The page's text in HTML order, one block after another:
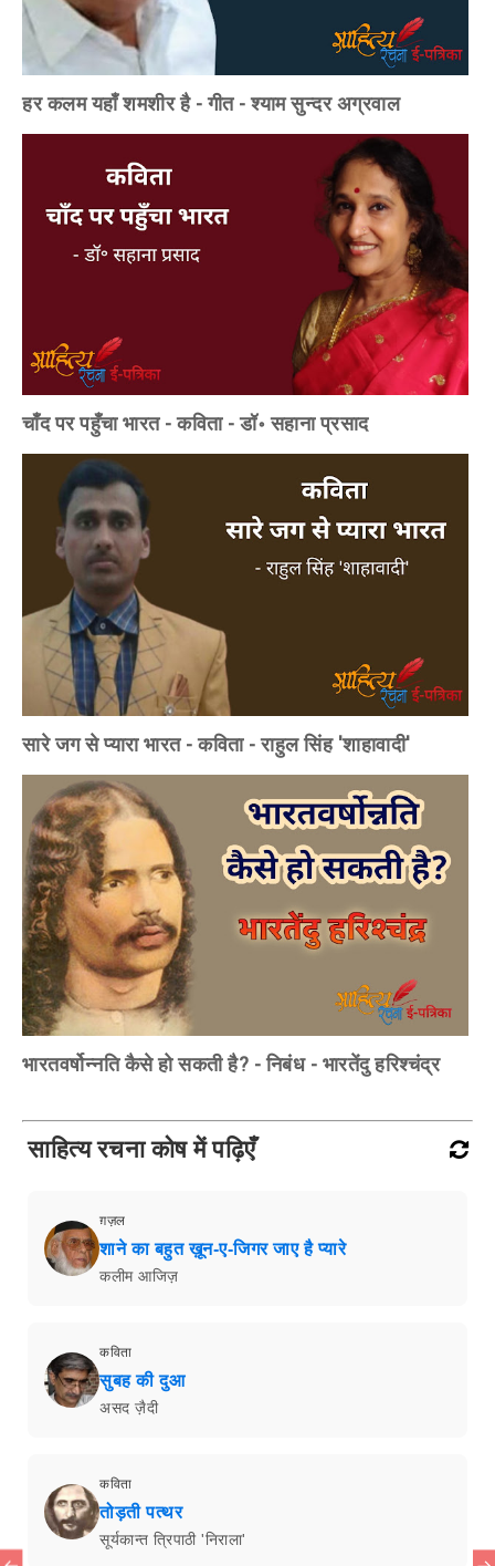
हर कलम यहाँ शमशीर है - गीत - श्याम सुन्दर अग्रवाल
चाँद पर पहुँचा भारत - कविता - डॉ॰ सहाना प्रसाद
सारे जग से प्यारा भारत - कविता - राहुल सिंह 'शाहावादी'
भारतवर्षोन्नति कैसे हो सकती है? - निबंध - भारतेंदु हरिश्चंद्र
साहित्य रचना कोष में पढ़िएँ
ग़ज़ल
शाने का बहुत ख़ून-ए-जिगर जाए है प्यारे
कलीम आजिज़
कविता
सुबह की दुआ
असद ज़ैदी
कविता
तोड़ती पत्थर
सूर्यकान्त त्रिपाठी 'निराला'